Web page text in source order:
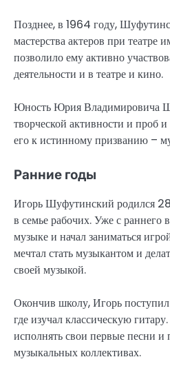
Позднее, в 1964 году,
мастерства актеров при театре
позволило ему активно
деятельности и в театре и кино.
Юность Юрия Владимировича
творческой активности и проб
его к истинному призванию –
Ранние годы
Игорь Шуфутинский родился
в семье рабочих. Уже с раннего
музыке и начал заниматься
мечтал стать музыкантом и
своей музыкой.
Окончив школу, Игорь
где изучал классическую
исполнять свои первые песни и
музыкальных коллективах.